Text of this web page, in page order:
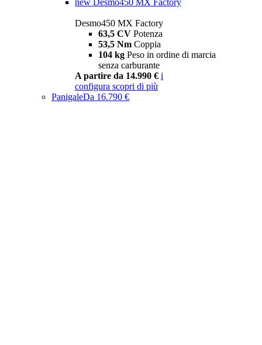
new Desmo450 MX Factory
Desmo450 MX Factory
63,5 CV Potenza
53,5 Nm Coppia
104 kg Peso in ordine di marcia
senza carburante
A partire da 14.990 € i
configura scopri di più
PanigaleDa 16.790 €